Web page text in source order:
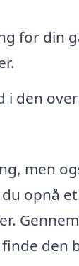
for din
i den
men
opnå
den